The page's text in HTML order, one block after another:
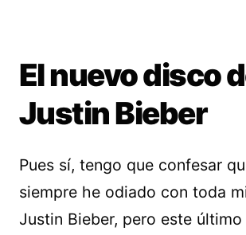
El nuevo disco
Justin Bieber
Pues sí, tengo que confesar
siempre he odiado con toda
Justin Bieber, pero este